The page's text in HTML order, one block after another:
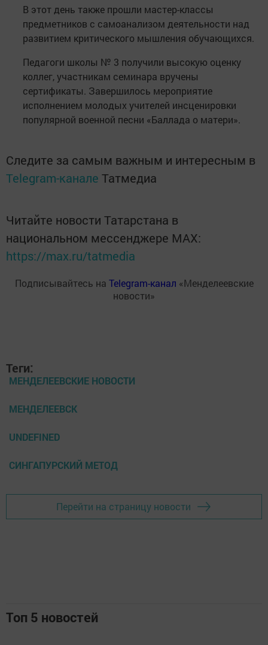
В этот день также прошли мастер-классы
предметников с самоанализом деятельности над
развитием критического мышления обучающихся.
Педагоги школы № 3 получили высокую оценку
коллег, участникам семинара вручены
сертификаты. Завершилось мероприятие
исполнением молодых учителей инсценировки
популярной военной песни «Баллада о матери».
Следите за самым важным и интересным в
Telegram-канале Татмедиа
Читайте новости Татарстана в
национальном мессенджере MАХ:
https://max.ru/tatmedia
Подписывайтесь на Telegram-канал «Менделеевские
новости»
Теги:
МЕНДЕЛЕЕВСКИЕ НОВОСТИ
МЕНДЕЛЕЕВСК
UNDEFINED
СИНГАПУРСКИЙ МЕТОД
Перейти на страницу новости
Топ 5 новостей